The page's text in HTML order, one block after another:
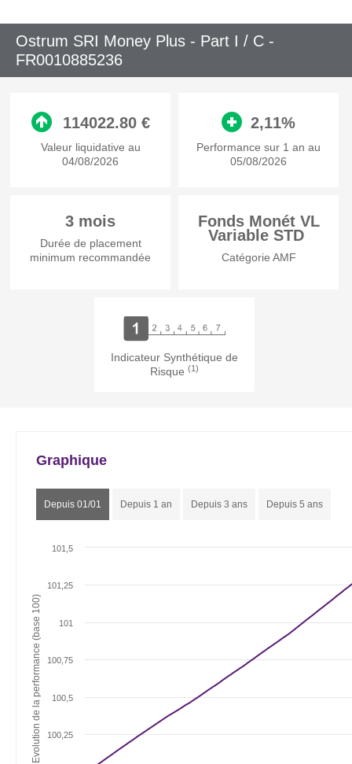
Ostrum SRI Money Plus - Part I / C -
FR0010885236
114022.80 €
Valeur liquidative au
04/08/2026
2,11%
Performance sur 1 an au
05/08/2026
3 mois
Durée de placement
minimum recommandée
Fonds Monét VL
Variable STD
Catégorie AMF
Indicateur Synthétique de
Risque (1)
Graphique
Depuis 01/01 Depuis 1 an Depuis 3 ans Depuis 5 ans
Evolution de la performance (base 100) 100,25
100,5
100,75
101
101,25
101,5